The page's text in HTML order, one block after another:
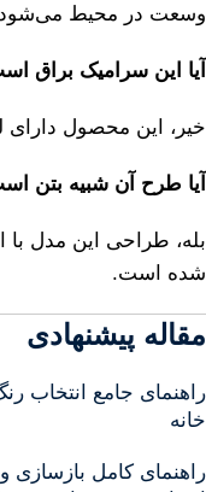
وسعت در محیط
آیا این سرامیک براق
خیر، این محصول
آیا طرح آن شبیه بتن
بله، طراحی این مدل با
شده است.
مقاله پیشنهادی
راهنمای جامع انتخاب
خانه‌
راهنمای کامل